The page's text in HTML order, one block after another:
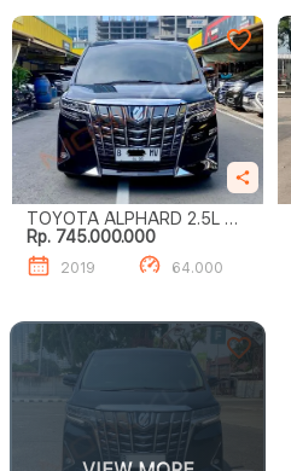
TOYOTA ALPHARD 2.5L G
A/T
Rp. 745.000.000
2019 64.000